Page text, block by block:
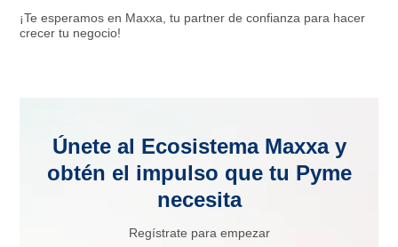
¡Te esperamos en Maxxa, tu partner de confianza para hacer
crecer tu negocio!
Únete al Ecosistema Maxxa y
obtén el impulso que tu Pyme
necesita
Regístrate para empezar